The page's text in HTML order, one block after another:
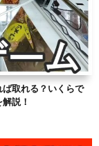
取れる？いくらで
説！